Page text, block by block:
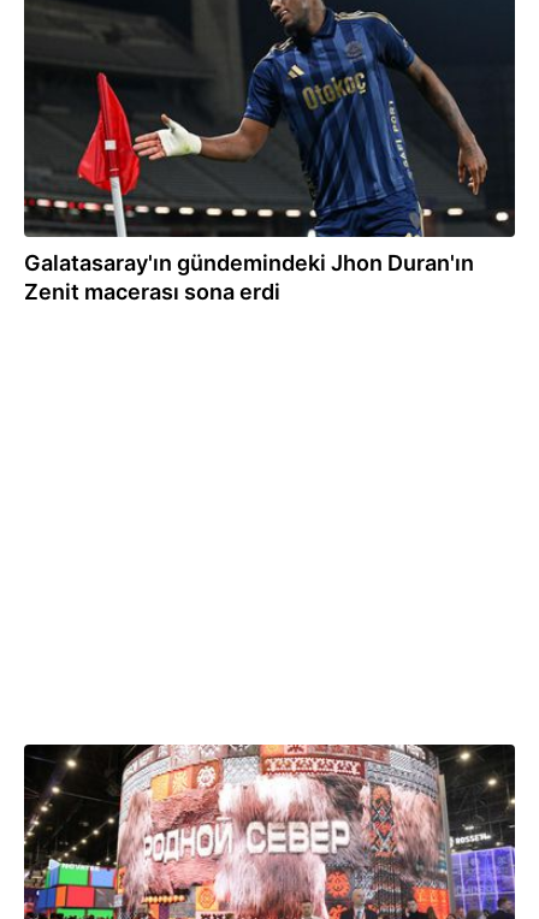
16.06.2026
Galatasaray'ın gündemindeki Jhon Duran'ın
Zenit macerası sona erdi
07.06.2026